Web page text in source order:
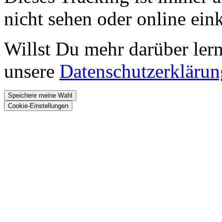
nicht sehen oder online
Willst Du mehr darüber
unsere
Speichere meine Wahl
Cookie-Einstellungen